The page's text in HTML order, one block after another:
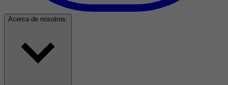
Acerca de nosotros: